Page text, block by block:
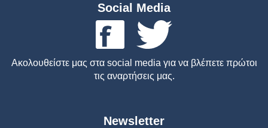
Social Media
Ακολουθείστε μας στα social media για να βλέπετε πρώτοι
τις αναρτήσεις μας.
Newsletter